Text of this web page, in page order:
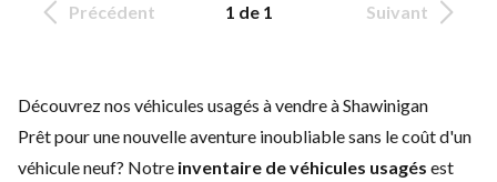
Précédent 1 de 1 Suivant
Découvrez nos véhicules usagés à vendre à Shawinigan
Prêt pour une nouvelle aventure inoubliable sans le coût d'un
véhicule neuf? Notre inventaire de véhicules usagés est